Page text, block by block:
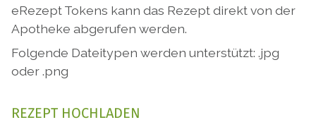
eRezept Tokens kann das Rezept direkt von der
Apotheke abgerufen werden.
Folgende Dateitypen werden unterstützt: .jpg
oder .png
REZEPT HOCHLADEN